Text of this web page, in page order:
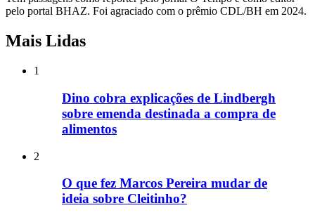
pelo portal BHAZ. Foi agraciado com o prêmio CDL/BH em 2024.
Mais Lidas
1
Dino cobra explicações de Lindbergh
sobre emenda destinada a compra de
alimentos
2
O que fez Marcos Pereira mudar de
ideia sobre Cleitinho?